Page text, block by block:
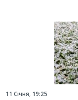
11 Січня, 19:25